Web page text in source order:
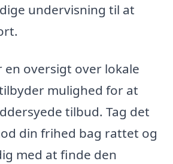
undervisning til at
oversigt over lokale
mulighed for at
tilbud. Tag det
din frihed bag rattet og
med at finde den